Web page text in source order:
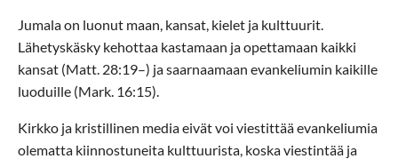
Jumala on luonut maan, kansat, kielet ja kulttuurit.
Lähetyskäsky kehottaa kastamaan ja opettamaan kaikki
kansat (Matt. 28:19–) ja saarnaamaan evankeliumin kaikille
luoduille (Mark. 16:15).
Kirkko ja kristillinen media eivät voi viestittää evankeliumia
olematta kiinnostuneita kulttuurista, koska viestintää ja